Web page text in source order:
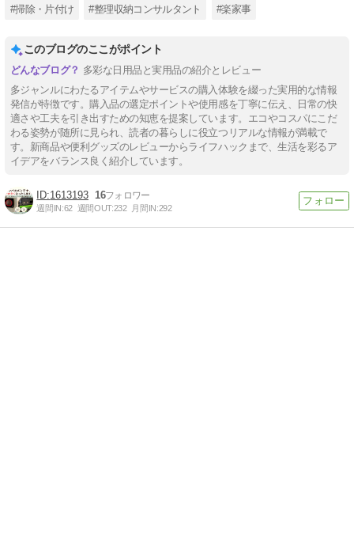
#掃除・片付け #整理収納コンサルタント #楽家事
このブログのここがポイント
多彩な日用品と実用品の紹介とレビュー
多ジャンルにわたるアイテムやサービスの購入体験を綴った実用的な情報
発信が特徴です。購入品の選定ポイントや使用感を丁寧に伝え、日常の快
適さや工夫を引き出すための知恵を提案しています。エコやコスパにこだ
わる姿勢が随所に見られ、読者の暮らしに役立つリアルな情報が満載で
す。新商品や便利グッズのレビューからライフハックまで、生活を彩るア
イデアをバランス良く紹介しています。
1613193 16
週間IN:62 週間OUT:232 月間IN:292